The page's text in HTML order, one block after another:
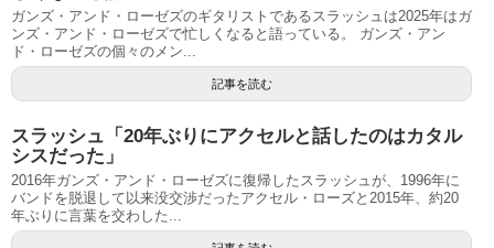
ガンズ・アンド・ローゼズのギタリストであるスラッシュは2025年はガ
ンズ・アンド・ローゼズで忙しくなると語っている。 ガンズ・アン
ド・ローゼズの個々のメン...
記事を読む
スラッシュ「20年ぶりにアクセルと話したのはカタル
シスだった」
2016年ガンズ・アンド・ローゼズに復帰したスラッシュが、1996年に
バンドを脱退して以来没交渉だったアクセル・ローズと2015年、約20
年ぶりに言葉を交わした...